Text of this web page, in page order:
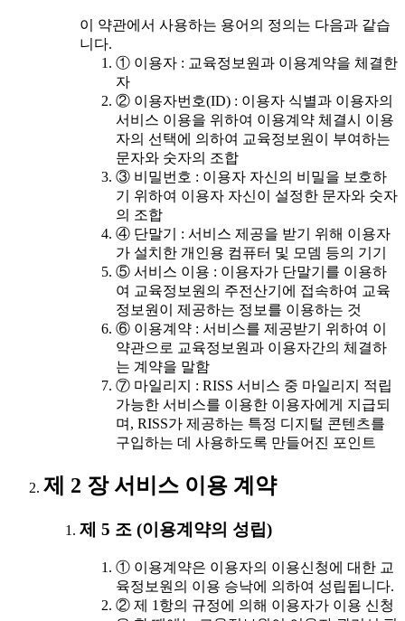
이 약관에서 사용하는 용어의 정의는 다음과 같습
니다.
① 이용자 : 교육정보원과 이용계약을 체결한
자
② 이용자번호(ID) : 이용자 식별과 이용자의
서비스 이용을 위하여 이용계약 체결시 이용
자의 선택에 의하여 교육정보원이 부여하는
문자와 숫자의 조합
③ 비밀번호 : 이용자 자신의 비밀을 보호하
기 위하여 이용자 자신이 설정한 문자와 숫자
의 조합
④ 단말기 : 서비스 제공을 받기 위해 이용자
가 설치한 개인용 컴퓨터 및 모뎀 등의 기기
⑤ 서비스 이용 : 이용자가 단말기를 이용하
여 교육정보원의 주전산기에 접속하여 교육
정보원이 제공하는 정보를 이용하는 것
⑥ 이용계약 : 서비스를 제공받기 위하여 이
약관으로 교육정보원과 이용자간의 체결하
는 계약을 말함
⑦ 마일리지 : RISS 서비스 중 마일리지 적립
가능한 서비스를 이용한 이용자에게 지급되
며, RISS가 제공하는 특정 디지털 콘텐츠를
구입하는 데 사용하도록 만들어진 포인트
제 2 장 서비스 이용 계약
제 5 조 (이용계약의 성립)
① 이용계약은 이용자의 이용신청에 대한 교
육정보원의 이용 승낙에 의하여 성립됩니다.
② 제 1항의 규정에 의해 이용자가 이용 신청